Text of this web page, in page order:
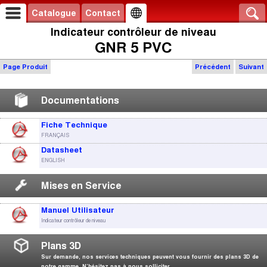
Catalogue Contact
Indicateur contrôleur de niveau
GNR 5 PVC
Précédent Suivant
Page Produit
Documentations
Fiche Technique
FRANÇAIS
Datasheet
ENGLISH
Mises en Service
Manuel Utilisateur
Indicateur contrôleur de niveau
Plans 3D
Sur demande, nos services techniques peuvent vous fournir des plans 3D de